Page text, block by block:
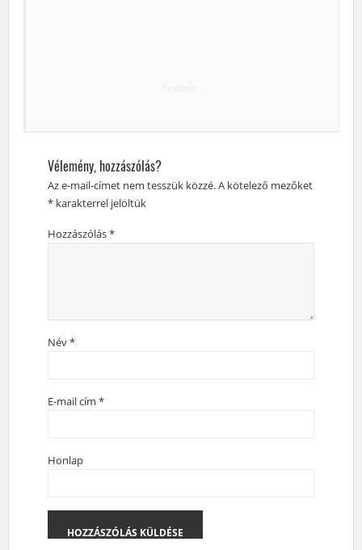
(2022-05-21)
Vélemény, hozzászólás?
Az e-mail-címet nem tesszük közzé.A kötelező mezőket
*karakterrel jelöltük
Hozzászólás*
Név*
E-mail cím *
Honlap